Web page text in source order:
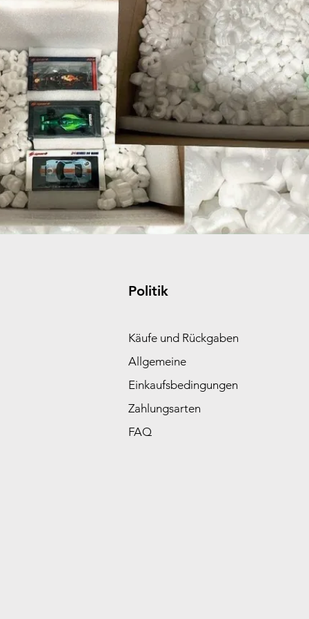
Politik
Käufe und Rückgaben
Allgemeine
Einkaufsbedingungen
Zahlungsarten
FAQ